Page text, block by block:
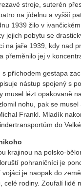
stroje, suterén
na jídelnu a vyšší
1939 žilo v
jejich pobytu se
na jaře 1939, kdy nad
přeměnilo jej v
s příchodem gestapa
nástup spojený s
musel lézt opakovaně
nohu, pak se
Frankl. Mladík
do
krajinou na polsko-
pohraničníci je
je naopak do
celé rodiny. Zoufalí lidé